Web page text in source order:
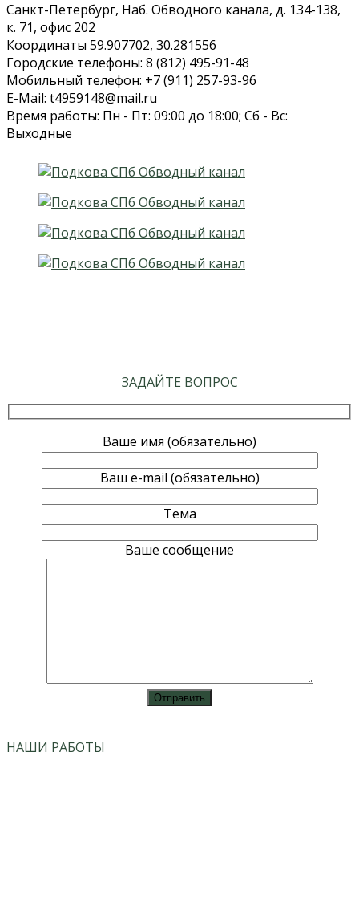
Санкт-Петербург, Наб. Обводного канала, д. 134-138,
к. 71, офис 202
Координаты 59.907702, 30.281556
Городские телефоны: 8 (812) 495-91-48
Мобильный телефон: +7 (911) 257-93-96
E-Mail: t4959148@mail.ru
Время работы: Пн - Пт: 09:00 до 18:00; Сб - Вс:
Выходные
ЗАДАЙТЕ ВОПРОС
Ваше имя (обязательно)
Ваш e-mail (обязательно)
Тема
Ваше сообщение
vk
instagram
НАШИ РАБОТЫ